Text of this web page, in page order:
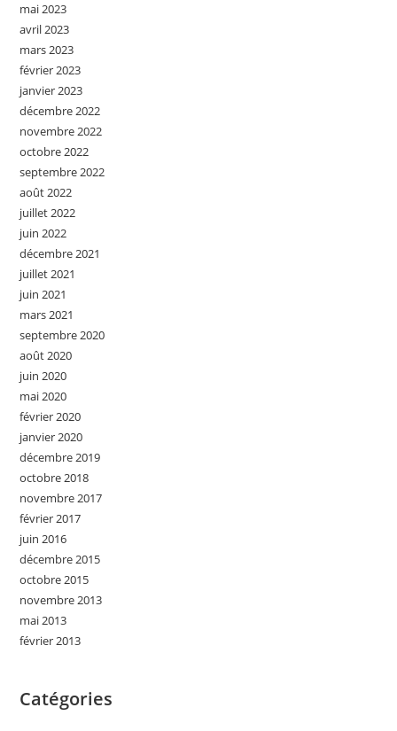
mai 2023
avril 2023
mars 2023
février 2023
janvier 2023
décembre 2022
novembre 2022
octobre 2022
septembre 2022
août 2022
juillet 2022
juin 2022
décembre 2021
juillet 2021
juin 2021
mars 2021
septembre 2020
août 2020
juin 2020
mai 2020
février 2020
janvier 2020
décembre 2019
octobre 2018
novembre 2017
février 2017
juin 2016
décembre 2015
octobre 2015
novembre 2013
mai 2013
février 2013
Catégories